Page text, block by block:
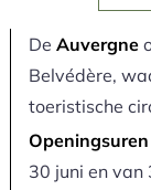
De Auvergne
Belvédère,
toeristische
30 juni en